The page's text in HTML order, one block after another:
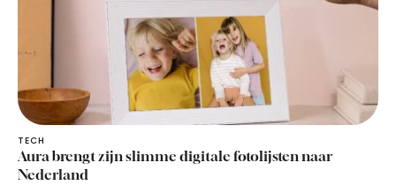
TECH
Aura brengt zijn slimme digitale fotolijsten naar
Nederland